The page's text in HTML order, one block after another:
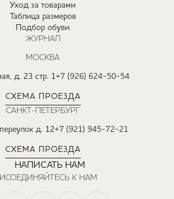
Уход за товарами
Таблица размеров
Подбор обуви
ЖУРНАЛ
МОСКВА
д. 23 стр. 1 +7 (926) 624-50-54
СХЕМА ПРОЕЗДА
САНКТ-ПЕТЕРБУРГ
д. 12+7 (921) 945-72-21
СХЕМА ПРОЕЗДА
НАПИСАТЬ НАМ
К НАМ